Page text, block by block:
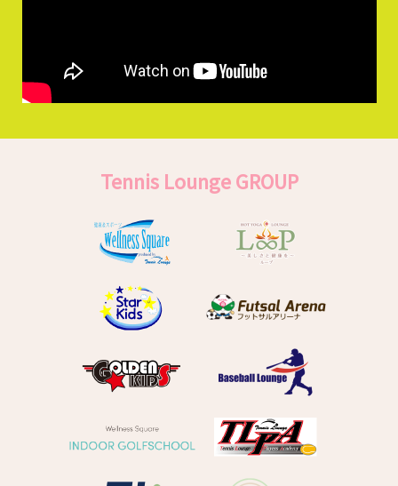
Tennis Lounge GROUP